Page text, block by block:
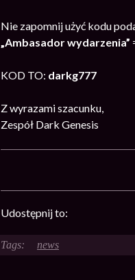
Nie zapomnij użyć kodu
„Ambasador wydarzenia”
KOD TO: darkg777
Z wyrazami szacunku,
Zespół Dark Genesis
Udostępnij to:
news